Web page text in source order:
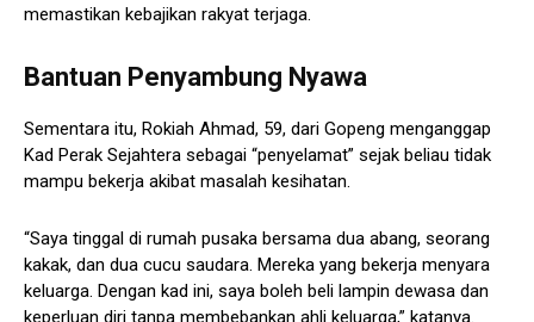
memastikan kebajikan rakyat terjaga.
Bantuan Penyambung Nyawa
Sementara itu, Rokiah Ahmad, 59, dari Gopeng menganggap
Kad Perak Sejahtera sebagai “penyelamat” sejak beliau tidak
mampu bekerja akibat masalah kesihatan.
“Saya tinggal di rumah pusaka bersama dua abang, seorang
kakak, dan dua cucu saudara. Mereka yang bekerja menyara
keluarga. Dengan kad ini, saya boleh beli lampin dewasa dan
keperluan diri tanpa membebankan ahli keluarga,” katanya.